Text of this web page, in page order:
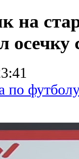
на
осечку
по